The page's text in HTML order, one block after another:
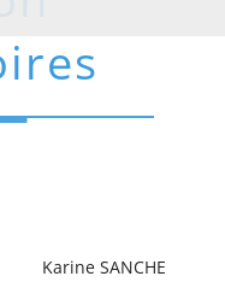
Karine SANCHE